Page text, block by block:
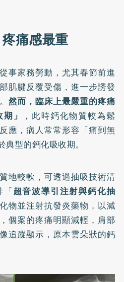
疼痛感最重
事家務勞動，尤其春節前進
肌腱反覆受傷，進一步誘發
然而，臨床上最嚴重的疼痛
」
，此時鈣化物質較為鬆
應，病人常常形容「痛到無
型的鈣化吸收期。
地較軟，可透過抽吸技術清
「超音波導引注射與鈣化抽
物並注射抗發炎藥物，以減
個案的疼痛明顯減輕，肩部
追蹤顯示，原本雲朵狀的鈣